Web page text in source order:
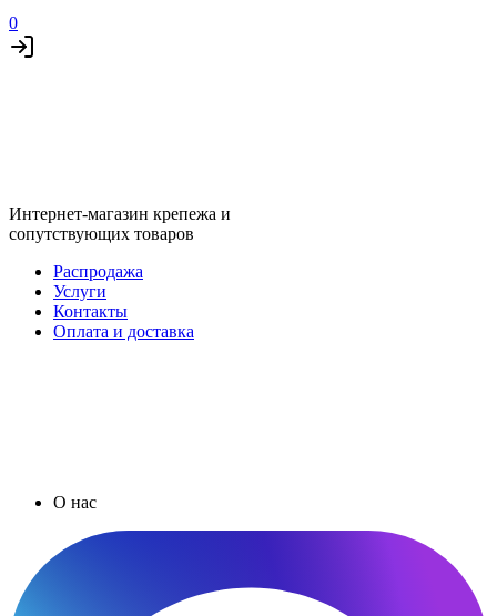
0
Интернет-магазин крепежа и
сопутствующих товаров
Распродажа
Услуги
Контакты
Оплата и доставка
О нас